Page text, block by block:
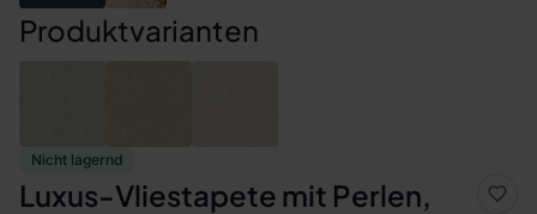
Nicht lagernd
Luxus-Vliestapete mit Perlen,
Produktvarianten